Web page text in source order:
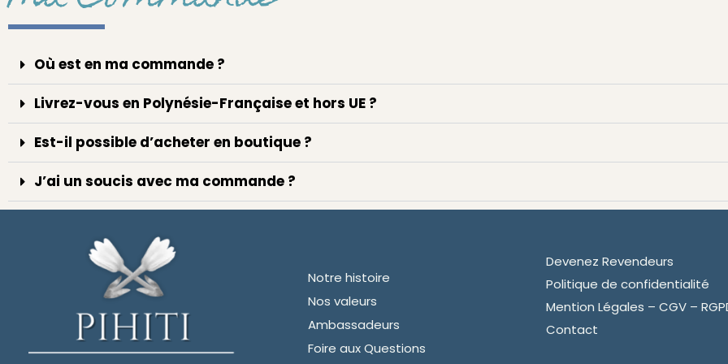
Où est en ma commande ?
Livrez-vous en Polynésie-Française et hors UE ?
Est-il possible d’acheter en boutique ?
J’ai un soucis avec ma commande ?
Notre histoire
Nos valeurs
Ambassadeurs
Foire aux Questions
Devenez Revendeurs
Politique de confidentialité
Mention Légales – CGV –
Contact